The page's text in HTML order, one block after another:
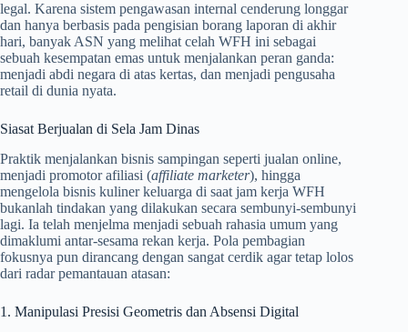
legal. Karena sistem pengawasan internal cenderung longgar
dan hanya berbasis pada pengisian borang laporan di akhir
hari, banyak ASN yang melihat celah WFH ini sebagai
sebuah kesempatan emas untuk menjalankan peran ganda:
menjadi abdi negara di atas kertas, dan menjadi pengusaha
retail di dunia nyata.
Siasat Berjualan di Sela Jam Dinas
Praktik menjalankan bisnis sampingan seperti jualan online,
menjadi promotor afiliasi (affiliate marketer), hingga
mengelola bisnis kuliner keluarga di saat jam kerja WFH
bukanlah tindakan yang dilakukan secara sembunyi-sembunyi
lagi. Ia telah menjelma menjadi sebuah rahasia umum yang
dimaklumi antar-sesama rekan kerja. Pola pembagian
fokusnya pun dirancang dengan sangat cerdik agar tetap lolos
dari radar pemantauan atasan:
1. Manipulasi Presisi Geometris dan Absensi Digital